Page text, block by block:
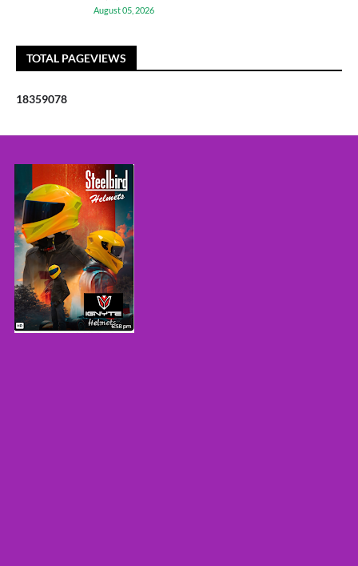
August 05, 2026
TOTAL PAGEVIEWS
18359078